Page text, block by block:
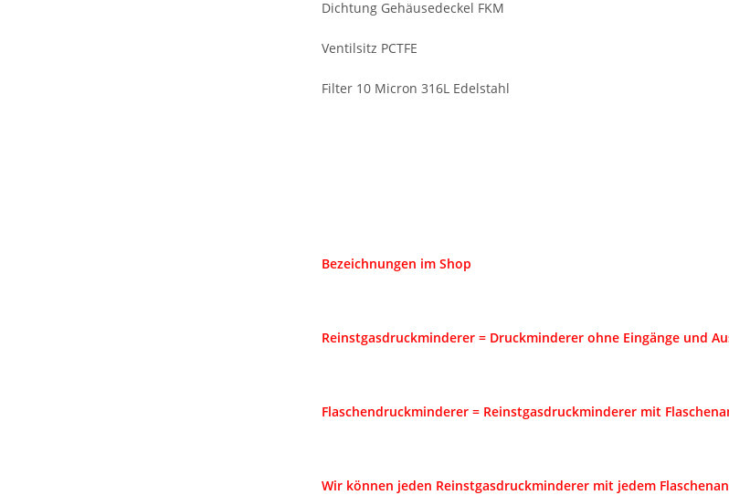
Dichtung Gehäusedeckel FKM
Ventilsitz PCTFE
Filter 10 Micron 316L Edelstahl
Bezeichnungen im Shop
Reinstgasdruckminderer = Druckminderer ohne Eingänge und
Flaschendruckminderer = Reinstgasdruckminderer mit
Wir können jeden Reinstgasdruckminderer mit jedem